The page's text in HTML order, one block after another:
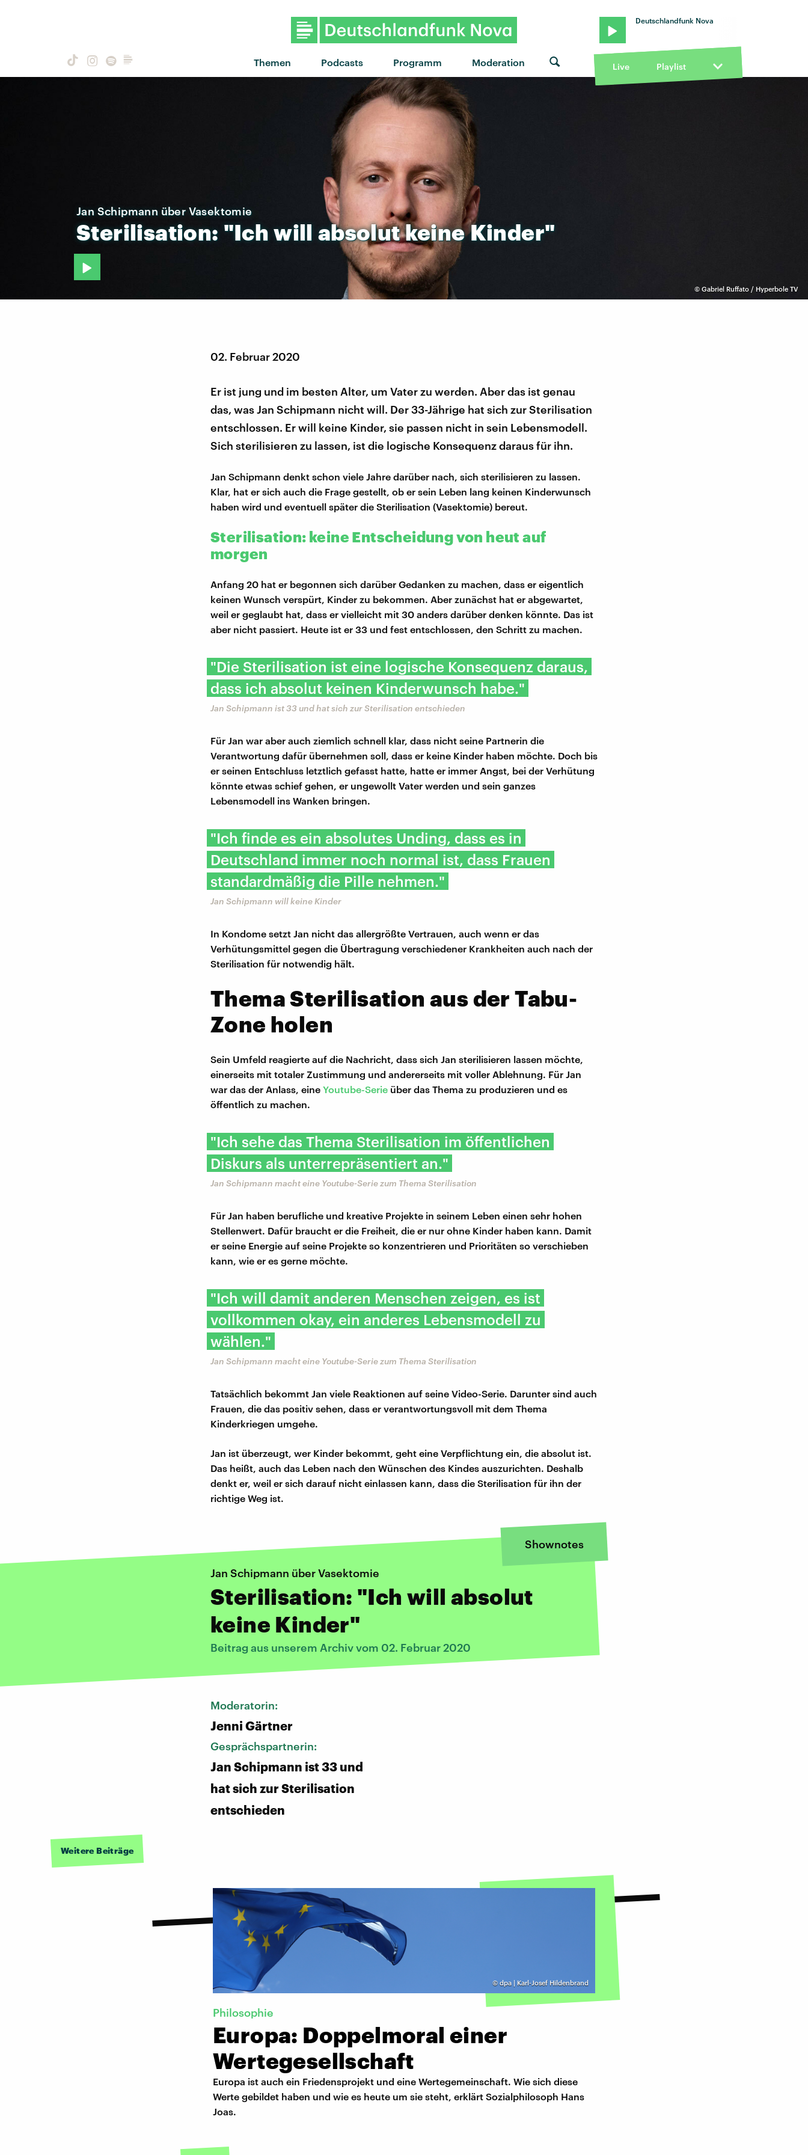
Themen Podcasts Programm Moderation
Deutschlandfunk Nova
Live Playlist
© Gabriel Ruffato / Hyperbole TV
Jan Schipmann über Vasektomie
Sterilisation: "Ich will absolutkeineKinder"
02. Februar 2020
Er ist jung und im besten Alter, um Vater zu werden. Aber das ist genau
das, was Jan Schipmann nicht will. Der 33-Jährige hat sich zur Sterilisation
entschlossen. Er will keine Kinder, sie passen nicht in sein Lebensmodell.
Sich sterilisieren zu lassen, ist die logische Konsequenz daraus für ihn.
Jan Schipmann denkt schon viele Jahre darüber nach, sich sterilisieren zu lassen.
Klar, hat er sich auch die Frage gestellt, ob er sein Leben lang keinen Kinderwunsch
haben wird und eventuell später die Sterilisation (Vasektomie) bereut.
Sterilisation: keine Entscheidung von heut auf
morgen
Anfang 20 hat er begonnen sich darüber Gedanken zu machen, dass er eigentlich
keinen Wunsch verspürt, Kinder zu bekommen. Aber zunächst hat er abgewartet,
weil er geglaubt hat, dass er vielleicht mit 30 anders darüber denken könnte. Das ist
aber nicht passiert. Heute ist er 33 und fest entschlossen, den Schritt zu machen.
"Die Sterilisation ist eine logische Konsequenz daraus,
dass ich absolut keinen Kinderwunsch habe."
Jan Schipmann ist 33 und hat sich zur Sterilisation entschieden
Für Jan war aber auch ziemlich schnell klar, dass nicht seine Partnerin die
Verantwortung dafür übernehmen soll, dass er keine Kinder haben möchte. Doch bis
er seinen Entschluss letztlich gefasst hatte, hatte er immer Angst, bei der Verhütung
könnte etwas schief gehen, er ungewollt Vater werden und sein ganzes
Lebensmodell ins Wanken bringen.
"Ich finde es ein absolutes Unding, dass es in
Deutschland immer noch normal ist, dass Frauen
standardmäßig die Pille nehmen."
Jan Schipmann will keine Kinder
In Kondome setzt Jan nicht das allergrößte Vertrauen, auch wenn er das
Verhütungsmittel gegen die Übertragung verschiedener Krankheiten auch nach der
Sterilisation für notwendig hält.
Thema Sterilisation aus der Tabu-
Zone holen
Sein Umfeld reagierte auf die Nachricht, dass sich Jan sterilisieren lassen möchte,
einerseits mit totaler Zustimmung und andererseits mit voller Ablehnung. Für Jan
war das der Anlass, eine Youtube-Serie über das Thema zu produzieren und es
öffentlich zu machen.
"Ich sehe das Thema Sterilisation im öffentlichen
Diskurs als unterrepräsentiert an."
Jan Schipmann macht eine Youtube-Serie zum Thema Sterilisation
Für Jan haben berufliche und kreative Projekte in seinem Leben einen sehr hohen
Stellenwert. Dafür braucht er die Freiheit, die er nur ohne Kinder haben kann. Damit
er seine Energie auf seine Projekte so konzentrieren und Prioritäten so verschieben
kann, wie er es gerne möchte.
"Ich will damit anderen Menschen zeigen, es ist
vollkommen okay, ein anderes Lebensmodell zu
wählen."
Jan Schipmann macht eine Youtube-Serie zum Thema Sterilisation
Tatsächlich bekommt Jan viele Reaktionen auf seine Video-Serie. Darunter sind auch
Frauen, die das positiv sehen, dass er verantwortungsvoll mit dem Thema
Kinderkriegen umgehe.
Jan ist überzeugt, wer Kinder bekommt, geht eine Verpflichtung ein, die absolut ist.
Das heißt, auch das Leben nach den Wünschen des Kindes auszurichten. Deshalb
denkt er, weil er sich darauf nicht einlassen kann, dass die Sterilisation für ihn der
richtige Weg ist.
Shownotes
Jan Schipmann über Vasektomie
Sterilisation: "Ich will absolut
keine Kinder"
Beitrag aus unserem Archiv vom 02. Februar 2020
Moderatorin:
Jenni Gärtner
Gesprächspartnerin:
Jan Schipmann ist 33 und
hat sich zur Sterilisation
entschieden
Weitere Beiträge
© dpa | Karl-Josef Hildenbrand
Philosophie
Europa: Doppelmoral einer
Wertegesellschaft
Europa ist auch ein Friedensprojekt und eine Wertegemeinschaft. Wie sich diese
Werte gebildet haben und wie es heute um sie steht, erklärt Sozialphilosoph Hans
Joas.